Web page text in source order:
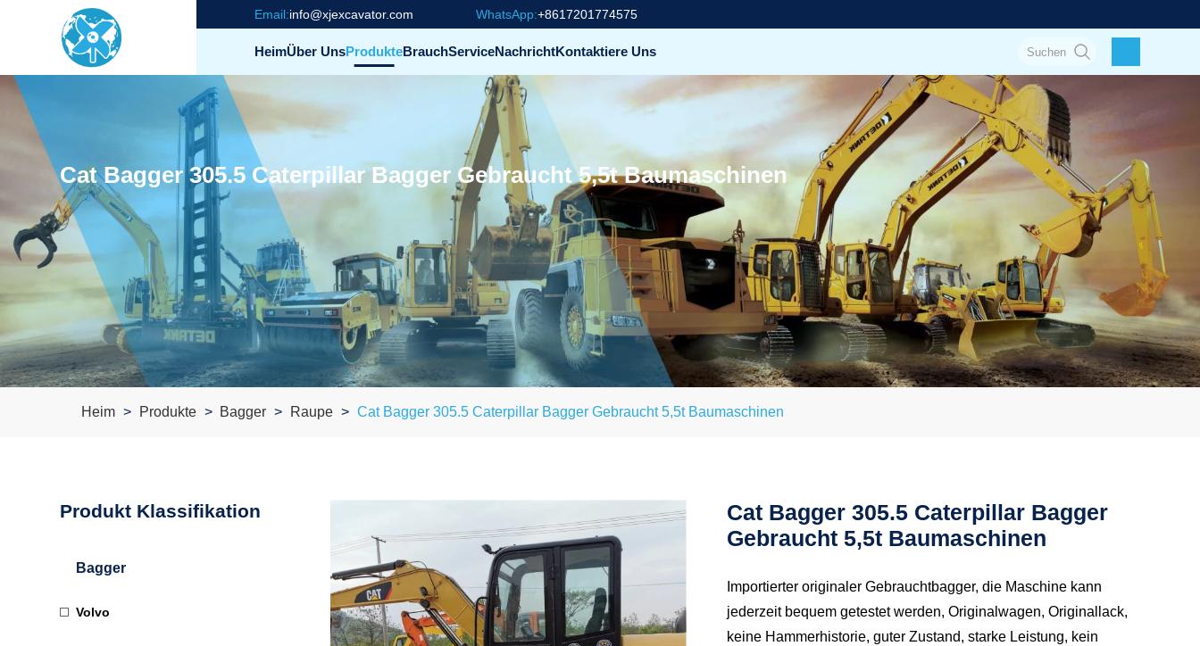
Email:info@xjexcavator.com WhatsApp:+8617201774575
HeimÜber UnsProdukteBrauchServiceNachrichtKontaktiere Uns
Cat Bagger 305.5 Caterpillar Bagger Gebraucht 5,5t Baumaschinen
Heim Produkte Bagger Raupe Cat Bagger 305.5 Caterpillar Bagger Gebraucht 5,5t Baumaschinen
Produkt Klassifikation
Bagger
Volvo
Cat Bagger 305.5 Caterpillar Bagger
Gebraucht 5,5t Baumaschinen
Importierter originaler Gebrauchtbagger, die Maschine kann
jederzeit bequem getestet werden, Originalwagen, Originallack,
keine Hammerhistorie, guter Zustand, starke Leistung, kein